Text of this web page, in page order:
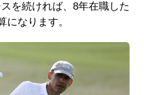
を続ければ、8年在職した
になります。